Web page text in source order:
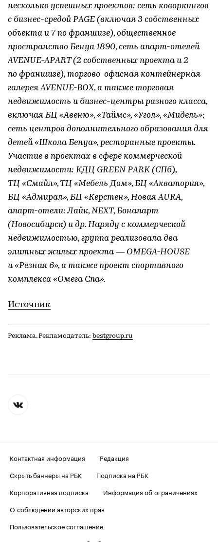
несколько успешных проектов: сеть коворкингов
с бизнес-средой PAGE (включая 3 собственных
объекта и 7 по франшизе), общественное
пространство Бенуа 1890, сеть апарт-отелей
AVENUE-APART (2 собственных проекта и 2
по франшизе), торгово-офисная контейнерная
галерея AVENUE-BOX, а также торговая
недвижимость и бизнес-центры разного класса,
включая БЦ «Авеню», «Таймс», «Угол», «Мидель»;
сеть центров дополнительного образования для
детей «Школа Бенуа», ресторанные проекты.
Участие в проектах в сфере коммерческой
недвижимости: КДЦ GREEN PARK (СПб),
ТЦ «Смайл», ТЦ «Мебель Дом», БЦ «Акватория»,
БЦ «Адмирал», БЦ «Керстен», Новая AURA,
апарт-отели: Лайк, NEXT, Бонапарт
(Новосибирск) и др. Наряду с коммерческой
недвижимостью, группа реализовала два
элитных жилых проекта — OMEGA-HOUSE
и «Резная 6», а также проект спортивного
комплекса «Омега Спа».
Источник
Реклама. Рекламодатель: bestgroup.ru
Контактная информация
Редакция
Скрыть баннеры на РБК
Подписка на РБК
Корпоративная подписка
Информация об ограничениях
О соблюдении авторских прав
Пользовательское соглашение